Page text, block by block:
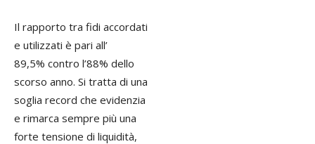
Il rapporto tra fidi accordati
e utilizzati è pari all’
89,5% contro l’88% dello
scorso anno. Si tratta di una
soglia record che evidenzia
e rimarca sempre più una
forte tensione di liquidità,